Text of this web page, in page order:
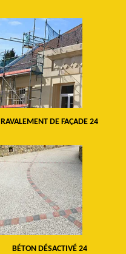
RAVALEMENT DE FAÇADE 24
BÉTON DÉSACTIVÉ 24